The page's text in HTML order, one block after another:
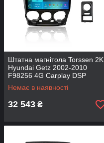
Штатна магнітола Torssen 2K
Hyundai Getz 2002-2010
F98256 4G Carplay DSP
Немає в наявності
32 543 ₴